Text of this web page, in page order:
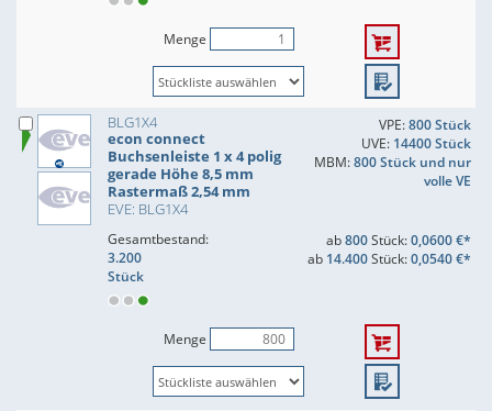
Menge
BLG1X4
econ connect
Buchsenleiste 1 x 4 polig
gerade Höhe 8,5 mm
Rastermaß 2,54 mm
EVE: BLG1X4
VPE:800 Stück
UVE: 14400 Stück
MBM:800 Stück und nur
volle VE
Gesamtbestand:
3.200
Stück
ab800Stück:0,0600 €*
ab 14.400Stück:0,0540 €*
Menge